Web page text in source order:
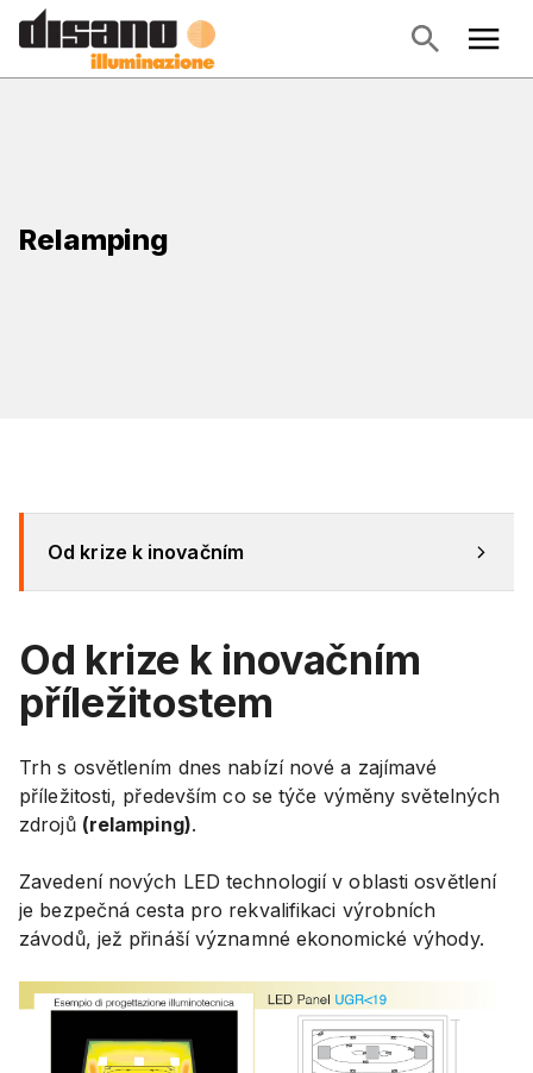
Relamping
Od krize k inovačním
Od krize k inovačním
příležitostem
Trh s osvětlením dnes nabízí nové a zajímavé
příležitosti, především co se týče výměny světelných
zdrojů (relamping).
Zavedení nových LED technologií v oblasti osvětlení
je bezpečná cesta pro rekvalifikaci výrobních
závodů, jež přináší významné ekonomické výhody.